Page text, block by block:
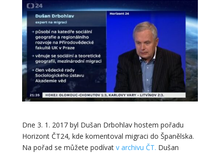
Dne 3. 1. 2017 byl Dušan Drbohlav hostem pořadu
Horizont ČT24, kde komentoval migraci do Španělska.
Na pořad se můžete podívat v archivu ČT. Dušan